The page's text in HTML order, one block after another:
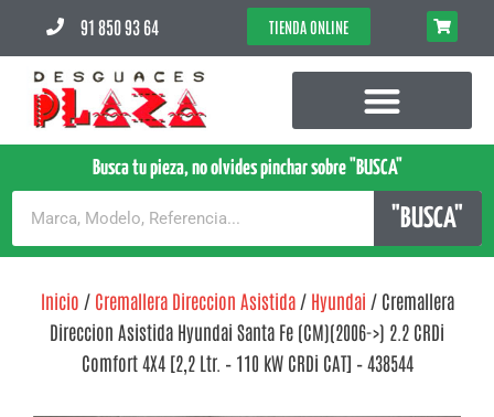
91 850 93 64 TIENDA ONLINE
Busca tu pieza, no olvides pinchar sobre "BUSCA"
"BUSCA"
Inicio / Cremallera Direccion Asistida/ Hyundai / Cremallera
Direccion Asistida Hyundai Santa Fe (CM)(2006->) 2.2 CRDi
Comfort 4X4 [2,2 Ltr. – 110 kW CRDi CAT] – 438544